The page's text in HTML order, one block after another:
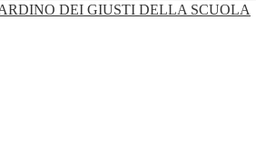
DEI GIUSTI DELLA SCUOLA